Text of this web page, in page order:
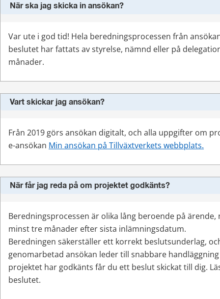
När ska jag skicka in ansökan?
Var ute i god tid! Hela beredningsprocessen från
beslutet har fattats av styrelse, nämnd eller på
månader.
Vart skickar jag ansökan?
Från 2019 görs ansökan digitalt, och alla uppgifter om
e-ansökan Min ansökan på Tillväxtverkets webbplats.
När får jag reda på om projektet godkänts?
Beredningsprocessen är olika lång beroende på ärende,
minst tre månader efter sista inlämningsdatum.
Beredningen säkerställer ett korrekt beslutsunderlag,
genomarbetad ansökan leder till snabbare
projektet har godkänts får du ett beslut skickat till dig.
beslutet.